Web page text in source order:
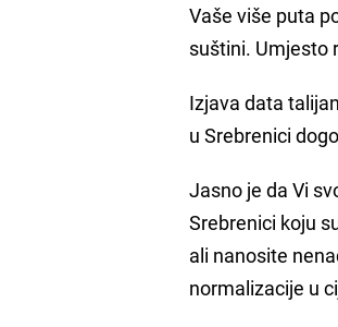
Vaše više puta
suštini. Umjesto
Izjava data
u Srebrenici
Jasno je da Vi
Srebrenici koju
ali nanosite
normalizacije u